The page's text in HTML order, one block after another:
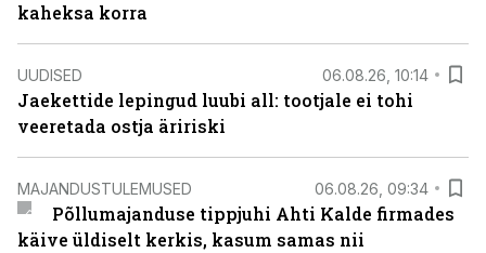
kaheksa korra
UUDISED 06.08.26, 10:14
Jaekettide lepingud luubi all: tootjale ei tohi
veeretada ostja äririski
MAJANDUSTULEMUSED 06.08.26, 09:34
Põllumajanduse tippjuhi Ahti Kalde firmades
käive üldiselt kerkis, kasum samas nii